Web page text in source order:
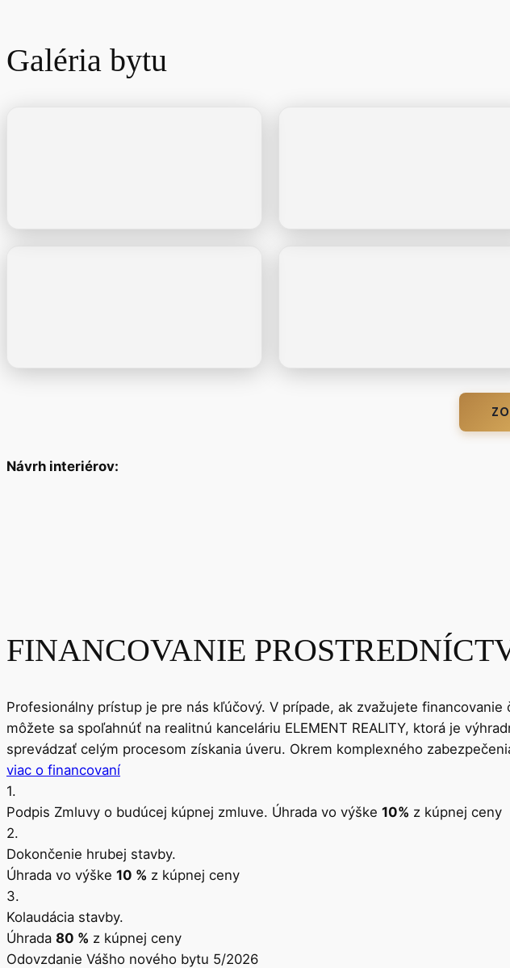
Galéria bytu
Návrh interiérov:
FINANCOVANIE
Profesionálny prístup je pre nás kľúčový. V prípade, ak zvažujete
môžete sa spoľahnúť na realitnú kanceláriu ELEMENT REALITY, ktorá je
sprevádzať celým procesom získania úveru. Okrem komplexného
viac o financovaní
1.
Podpis Zmluvy o budúcej kúpnej zmluve. Úhrada vo výške 10% z kúpnej ceny
2.
Dokončenie hrubej stavby.
Úhrada vo výške 10 % z kúpnej ceny
3.
Kolaudácia stavby.
Úhrada 80 % z kúpnej ceny
Odovzdanie Vášho nového bytu 5/2026